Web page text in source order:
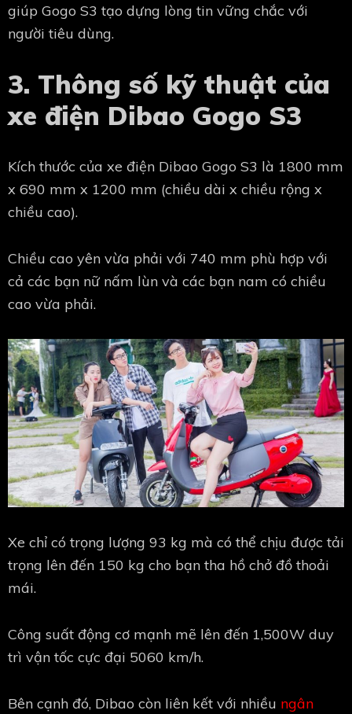
giúp Gogo S3 tạo dựng lòng tin vững chắc với
người tiêu dùng.
3. Thông số kỹ thuật của
xe điện Dibao Gogo S3
Kích thước của xe điện Dibao Gogo S3 là 1800 mm
x 690 mm x 1200 mm (chiều dài x chiều rộng x
chiều cao).
Chiều cao yên vừa phải với 740 mm phù hợp với
cả các bạn nữ nấm lùn và các bạn nam có chiều
cao vừa phải.
Xe chỉ có trọng lượng 93 kg mà có thể chịu được tải
trọng lên đến 150 kg cho bạn tha hồ chở đồ thoải
mái.
Công suất động cơ mạnh mẽ lên đến 1,500W duy
trì vận tốc cực đại 5060 km/h.
Bên cạnh đó, Dibao còn liên kết với nhiều ngân